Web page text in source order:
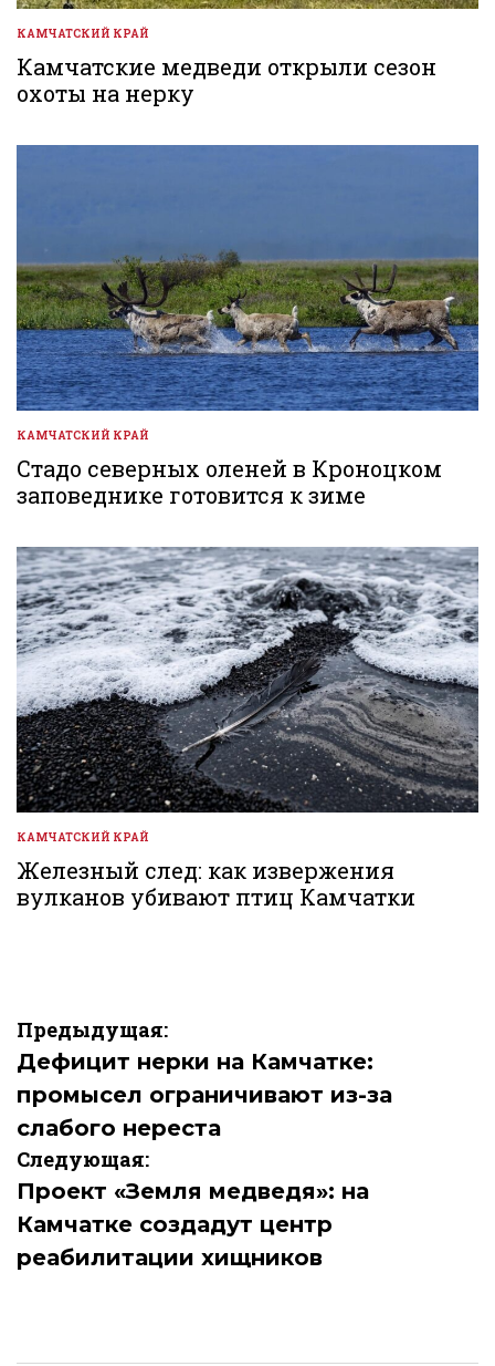
ОПУБЛИКОВАНО
В
КАМЧАТСКИЙ КРАЙ
Камчатские медведи открыли сезон
охоты на нерку
ОПУБЛИКОВАНО
В
КАМЧАТСКИЙ КРАЙ
Стадо северных оленей в Кроноцком
заповеднике готовится к зиме
ОПУБЛИКОВАНО
В
КАМЧАТСКИЙ КРАЙ
Железный след: как извержения
вулканов убивают птиц Камчатки
Навигация
по
записям
Предыдущая:
Дефицит нерки на Камчатке:
промысел ограничивают из-за
слабого нереста
Следующая:
Проект «Земля медведя»: на
Камчатке создадут центр
реабилитации хищников